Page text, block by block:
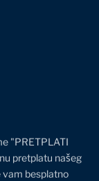
"PRETPLATI
pretplatu našeg
vam besplatno